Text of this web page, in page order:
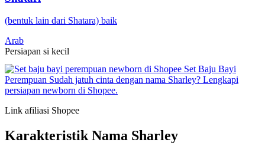
(bentuk lain dari Shatara) baik
Arab
Persiapan si kecil
Set Baju Bayi
Perempuan Sudah jatuh cinta dengan nama Sharley? Lengkapi
persiapan newborn di Shopee.
Link afiliasi Shopee
Karakteristik Nama Sharley